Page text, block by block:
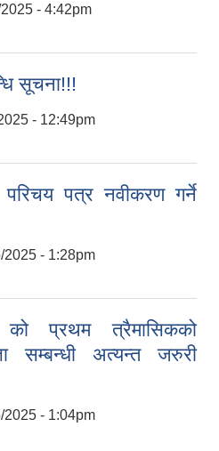
- 4:42pm
सूचना!!!
- 12:49pm
परिचय पत्र नवीकरण गर्ने
2025 - 1:28pm
प्रथम त्रैमासिकको
सम्बन्धी अत्यन्‍त जरुरी
2025 - 1:04pm